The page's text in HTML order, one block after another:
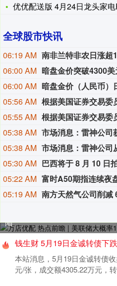
优优配送版 4月24日龙头家
全球股市快讯
06:19 AM 南非兰特非农日涨超
06:00 AM 暗盘金价突破4300美
06:00 AM
05:56 AM
05:55 AM
05:38 AM
05:38 AM
05:30 AM 巴西将于 8 月 10 日
05:22 AM 富时A50期指连续夜
05:19 AM 南方天然气公司削减
陆”
钱生财 5月19日金诚转债下跌
本站消息，5月19日金诚转债
元/张，成交额4305.22万元，